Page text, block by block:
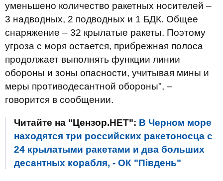
уменьшено количество ракетных носителей –
3 надводных, 2 подводных и 1 БДК. Общее
снаряжение – 32 крылатые ракеты. Поэтому
угроза с моря остается, прибрежная полоса
продолжает выполнять функции линии
обороны и зоны опасности, учитывая мины и
меры противодесантной обороны", –
говорится в сообщении.
Читайте на "Цензор.НЕТ": В Черном море
находятся три российских ракетоносца с
24 крылатыми ракетами и два больших
десантных корабля, - ОК "Південь"